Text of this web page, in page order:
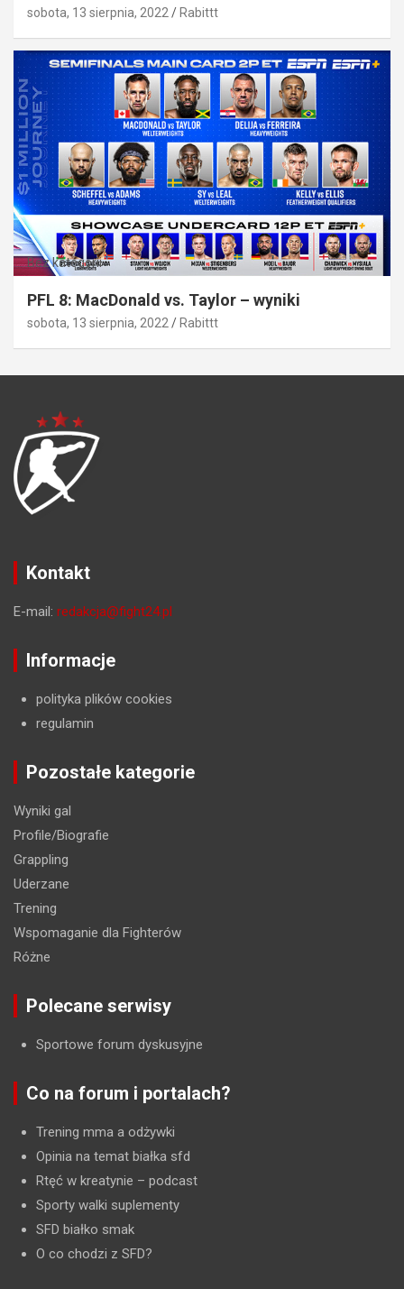
sobota, 13 sierpnia, 2022 Rabittt
Bez kategorii
PFL 8: MacDonald vs. Taylor – wyniki
sobota, 13 sierpnia, 2022 Rabittt
Kontakt
E-mail: redakcja@fight24.pl
Informacje
polityka plików cookies
regulamin
Pozostałe kategorie
Wyniki gal
Profile/Biografie
Grappling
Uderzane
Trening
Wspomaganie dla Fighterów
Różne
Polecane serwisy
Sportowe forum dyskusyjne
Co na forum i portalach?
Trening mma a odżywki
Opinia na temat białka sfd
Rtęć w kreatynie – podcast
Sporty walki suplementy
SFD białko smak
O co chodzi z SFD?